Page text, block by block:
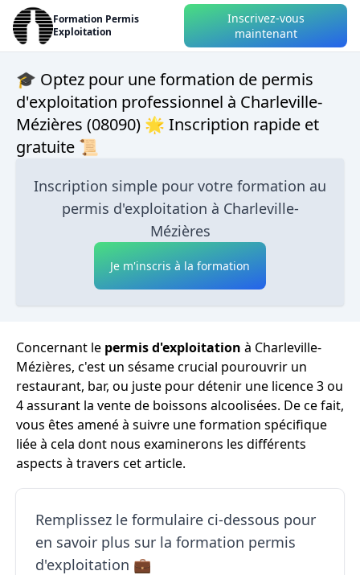
Formation Permis
Exploitation
Inscrivez-vous
maintenant
🎓 Optez pour une formation de permis
d'exploitation professionnel à Charleville-
Mézières (08090) 🌟 Inscription rapide et
gratuite 📜
Inscription simple pour votre formation au
permis d'exploitation à Charleville-
Mézières
Je m'inscris à la formation
Concernant le permis d'exploitation à Charleville-
Mézières, c'est un sésame crucial pourouvrir un
restaurant, bar, ou juste pour détenir une licence 3 ou
4 assurant la vente de boissons alcoolisées. De ce fait,
vous êtes amené à suivre une formation spécifique
liée à cela dont nous examinerons les différents
aspects à travers cet article.
Remplissez le formulaire ci-dessous pour
en savoir plus sur la formation permis
d'exploitation 💼